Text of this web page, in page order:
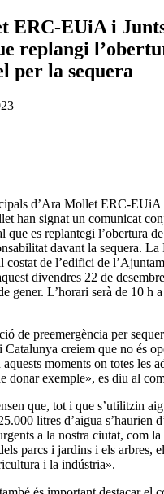
ERC-EUiA i
replangi
per la sequera
d’Ara Mollet ERC-EUiA
han signat un comunicat
que es replantegi l’obertura
davant la sequera. La
costat de l’edifici de
divendres 22 de
gener. L’horari serà de 10 h
de preemergència per
creiem que no és
moments on totes les
donar exemple», es diu al
que, tot i que s’utilitzin
litres d’aigua s’haurien
a la nostra ciutat, com
parcs i jardins i els arbres,
i la indústria».